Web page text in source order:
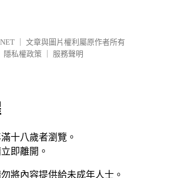
文章與圖片權利屬原作者所有
隱私權政策
服務聲明
十八歲者瀏覽。
即離開。
將內容提供給未成年人士。